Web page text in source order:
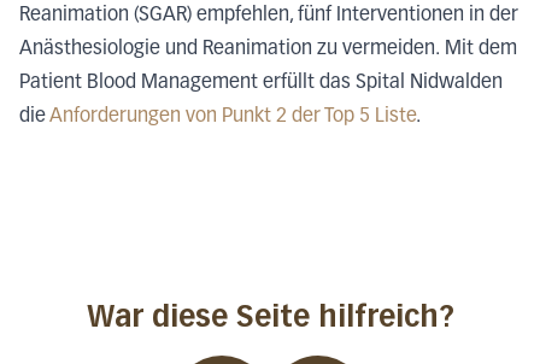
Reanimation (SGAR) empfehlen, fünf Interventionen in der
Anästhesiologie und Reanimation zu vermeiden. Mit dem
Patient Blood Management erfüllt das Spital Nidwalden
dieAnforderungen von Punkt 2 der Top 5 Liste.
War diese Seite hilfreich?